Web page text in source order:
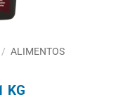
/ ALIMENTOS
KG